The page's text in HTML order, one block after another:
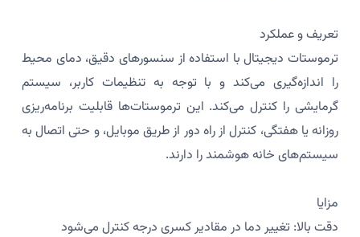
تعریف و عملکرد
ترموستات دیجیتال با استفاده از سنسورهای دقیق، دمای محیط
را اندازه‌گیری می‌کند و با توجه به تنظیمات کاربر، سیستم
گرمایشی را کنترل می‌کند. این ترموستات‌ها قابلیت برنامه‌ریزی
روزانه یا هفتگی، کنترل از راه دور از طریق موبایل، و حتی اتصال به
سیستم‌های خانه هوشمند را دارند.
مزایا
دقت بالا: تغییر دما در مقادیر کسری درجه کنترل می‌شود